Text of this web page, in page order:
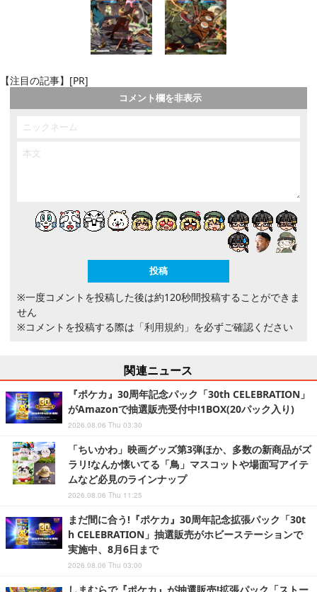
【注目の記事】[PR]
コメント欄を非表示
※一度コメントを投稿した後は約120秒間投稿することができま
せん
※コメントを投稿する際は 「利用規約」 を必ずご確認ください
関連ニュース
『ポケカ』30周年記念パック「30th CELEBRATION」
がAmazonで抽選販売受付中!1BOX(20パック入り)
2026.08.06 Thu 03:30
「ちいかわ」映画グッズ第3弾ほか、多数の新商品がズ
ラリ!なんか懐いてる「鳥」マスコットや場面写アイテ
ムなど必見のラインナップ
2026.08.06 Thu 11:25
まだ間に合う!『ポケカ』30周年記念拡張パック「30t
h CELEBRATION」抽選販売がホビーステーションで
実施中、8月6日まで
2026.08.06 Thu 03:00